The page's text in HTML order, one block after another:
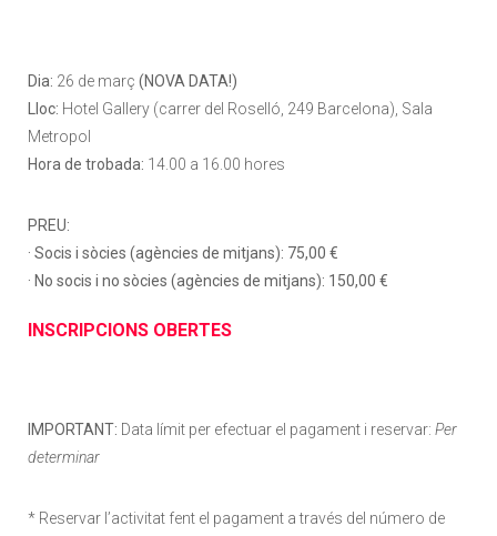
Dia: 26 de març (NOVA DATA!)
Lloc: Hotel Gallery (carrer del Roselló, 249 Barcelona), Sala
Metropol
Hora de trobada: 14.00 a 16.00 hores
PREU:
· Socis i sòcies (agències de mitjans): 75,00 €
· No socis i no sòcies (agències de mitjans): 150,00 €
INSCRIPCIONS OBERTES
IMPORTANT: Data límit per efectuar el pagament i reservar: Per
determinar
* Reservar l’activitat fent el pagament a través del número de